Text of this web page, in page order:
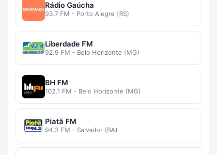
Rádio Gaúcha
93.7 FM - Porto Alegre (RS)
Liberdade FM
92.9 FM - Belo Horizonte (MG)
BH FM
102.1 FM - Belo Horizonte (MG)
Piatã FM
94.3 FM - Salvador (BA)